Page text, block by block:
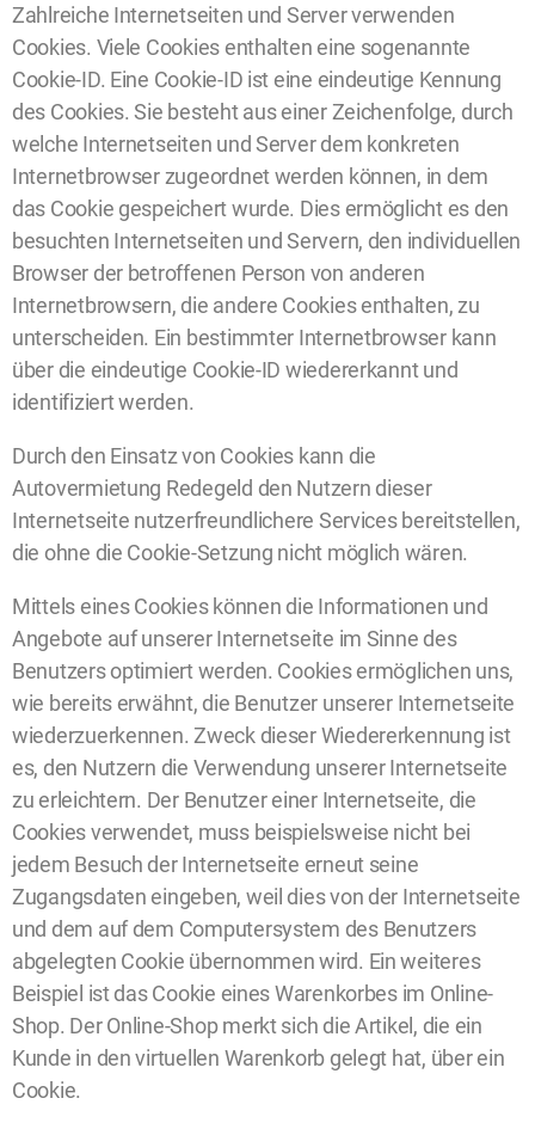
Zahlreiche Internetseiten und Server verwenden
Cookies. Viele Cookies enthalten eine sogenannte
Cookie-ID. Eine Cookie-ID ist eine eindeutige Kennung
des Cookies. Sie besteht aus einer Zeichenfolge, durch
welche Internetseiten und Server dem konkreten
Internetbrowser zugeordnet werden können, in dem
das Cookie gespeichert wurde. Dies ermöglicht es den
besuchten Internetseiten und Servern, den individuellen
Browser der betroffenen Person von anderen
Internetbrowsern, die andere Cookies enthalten, zu
unterscheiden. Ein bestimmter Internetbrowser kann
über die eindeutige Cookie-ID wiedererkannt und
identifiziert werden.
Durch den Einsatz von Cookies kann die
Autovermietung Redegeld den Nutzern dieser
Internetseite nutzerfreundlichere Services bereitstellen,
die ohne die Cookie-Setzung nicht möglich wären.
Mittels eines Cookies können die Informationen und
Angebote auf unserer Internetseite im Sinne des
Benutzers optimiert werden. Cookies ermöglichen uns,
wie bereits erwähnt, die Benutzer unserer Internetseite
wiederzuerkennen. Zweck dieser Wiedererkennung ist
es, den Nutzern die Verwendung unserer Internetseite
zu erleichtern. Der Benutzer einer Internetseite, die
Cookies verwendet, muss beispielsweise nicht bei
jedem Besuch der Internetseite erneut seine
Zugangsdaten eingeben, weil dies von der Internetseite
und dem auf dem Computersystem des Benutzers
abgelegten Cookie übernommen wird. Ein weiteres
Beispiel ist das Cookie eines Warenkorbes im Online-
Shop. Der Online-Shop merkt sich die Artikel, die ein
Kunde in den virtuellen Warenkorb gelegt hat, über ein
Cookie.